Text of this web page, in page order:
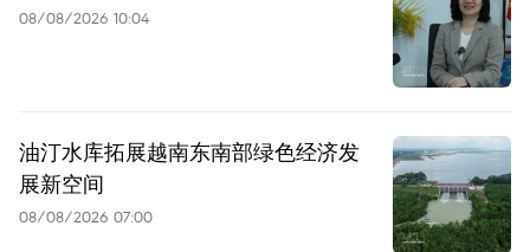
08/08/2026 10:04
油汀水库拓展越南东南部绿色经济发
展新空间
08/08/2026 07:00